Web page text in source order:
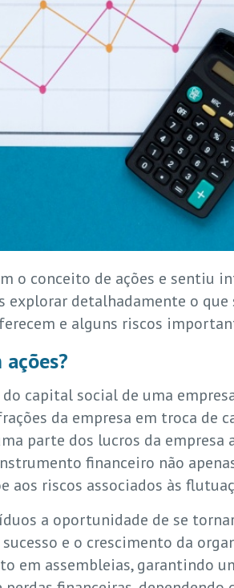
o conceito de ações e sentiu
detalhadamente o
e alguns riscos
capital social de uma
da empresa em troca de
parte dos lucros da
financeiro não
aos riscos associados às
a oportunidade de se
e o crescimento da
em assembleias, garantindo